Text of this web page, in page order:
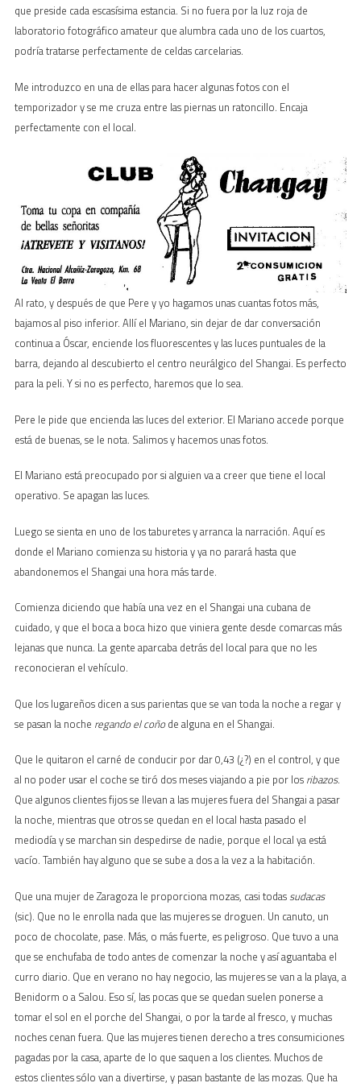
que preside cada escasísima estancia. Si no fuera por la luz roja de
laboratorio fotográfico amateur que alumbra cada uno de los cuartos,
podría tratarse perfectamente de celdas carcelarias.
Me introduzco en una de ellas para hacer algunas fotos con el
temporizador y se me cruza entre las piernas un ratoncillo. Encaja
perfectamente con el local.
Al rato, y después de que Pere y yo hagamos unas cuantas fotos más,
bajamos al piso inferior. Allí el Mariano, sin dejar de dar conversación
continua a Óscar, enciende los fluorescentes y las luces puntuales de la
barra, dejando al descubierto el centro neurálgico del Shangai. Es perfecto
para la peli. Y si no es perfecto, haremos que lo sea.
Pere le pide que encienda las luces del exterior. El Mariano accede porque
está de buenas, se le nota. Salimos y hacemos unas fotos.
El Mariano está preocupado por si alguien va a creer que tiene el local
operativo. Se apagan las luces.
Luego se sienta en uno de los taburetes y arranca la narración. Aquí es
donde el Mariano comienza su historia y ya no parará hasta que
abandonemos el Shangai una hora más tarde.
Comienza diciendo que había una vez en el Shangai una cubana de
cuidado, y que el boca a boca hizo que viniera gente desde comarcas más
lejanas que nunca. La gente aparcaba detrás del local para que no les
reconocieran el vehículo.
Que los lugareños dicen a sus parientas que se van toda la noche a regar y
se pasan la noche regando el coñode alguna en el Shangai.
Que le quitaron el carné de conducir por dar 0,43 (¿?) en el control, y que
al no poder usar el coche se tiró dos meses viajando a pie por los ribazos.
Que algunos clientes fijos se llevan a las mujeres fuera del Shangai a pasar
la noche, mientras que otros se quedan en el local hasta pasado el
mediodía y se marchan sin despedirse de nadie, porque el local ya está
vacío. También hay alguno que se sube a dos a la vez a la habitación.
Que una mujer de Zaragoza le proporciona mozas, casi todassudacas
(sic). Que no le enrolla nada que las mujeres se droguen. Un canuto, un
poco de chocolate, pase. Más, o más fuerte, es peligroso. Que tuvo a una
que se enchufaba de todo antes de comenzar la noche y así aguantaba el
curro diario. Que en verano no hay negocio, las mujeres se van a la playa, a
Benidorm o a Salou. Eso sí, las pocas que se quedan suelen ponerse a
tomar el sol en el porche del Shangai, o por la tarde al fresco, y muchas
noches cenan fuera. Que las mujeres tienen derecho a tres consumiciones
pagadas por la casa, aparte de lo que saquen a los clientes. Muchos de
estos clientes sólo van a divertirse, y pasan bastante de las mozas. Que ha